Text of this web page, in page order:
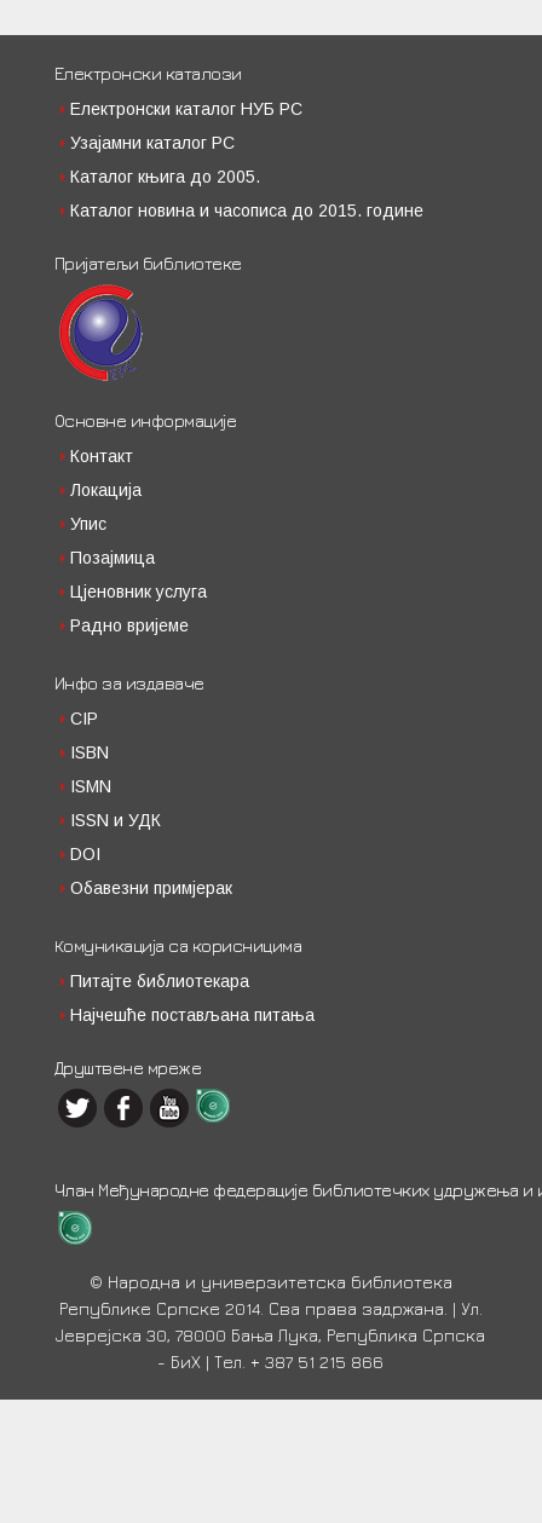
Електронски каталози
Електронски каталог НУБ РС
Узајамни каталог РС
Каталог књига до 2005.
Каталог новина и часописа до 2015. године
Пријатељи библиотеке
Основне информације
Контакт
Локација
Упис
Позајмица
Цјеновник услуга
Радно вријеме
Инфо за издаваче
CIP
ISBN
ISMN
ISSN и УДК
DOI
Обавезни примјерак
Комуникација са корисницима
Питајте библиотекара
Најчешће постављана питања
Друштвене мреже
Члан Међународне федерације библиотечких удружења и
© Народна и универзитетска библиотека
Републике Српске 2014. Сва права задржана. | Ул.
Јеврејска 30, 78000 Бања Лука, Република Српска
- БиХ | Тел. + 387 51 215 866